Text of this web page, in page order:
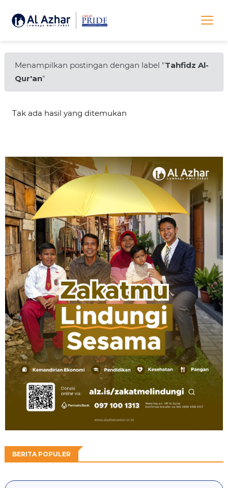
Menampilkan postingan dengan label "Tahfidz Al-
Qur'an"
Tak ada hasil yang ditemukan
BERITA POPULER